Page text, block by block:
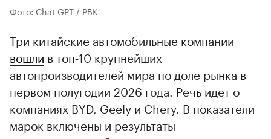
Фото: Chat GPT / РБК
Три китайские автомобильные компании
вошли в топ‑10 крупнейших
автопроизводителей мира по доле рынка в
первом полугодии 2026 года. Речь идет о
компаниях BYD, Geely и Chery. В показатели
марок включены и результаты